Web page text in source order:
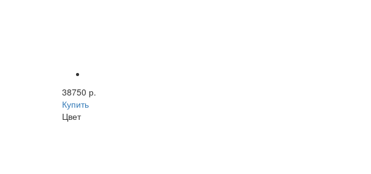
38750 р.
Купить
Цвет